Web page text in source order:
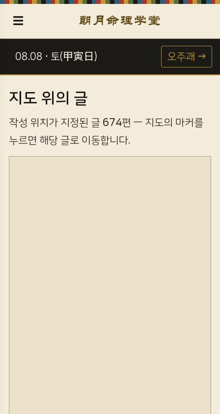
☰
08.08 · 토(甲寅日) 오주괘 →
지도 위의 글
작성 위치가 지정된 글 674편 — 지도의 마커를
누르면 해당 글로 이동합니다.